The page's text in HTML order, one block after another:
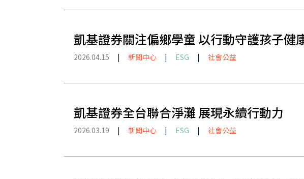
凱基證券關注偏鄉學童 以行動守護孩子健
2026.04.15 | 新聞中心 | ESG | 社會公益
凱基證券全台聯合淨灘 展現永續行動力
2026.03.19 | 新聞中心 | ESG | 社會公益